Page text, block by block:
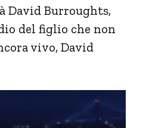
David Burroughts,
del figlio che non
vivo, David